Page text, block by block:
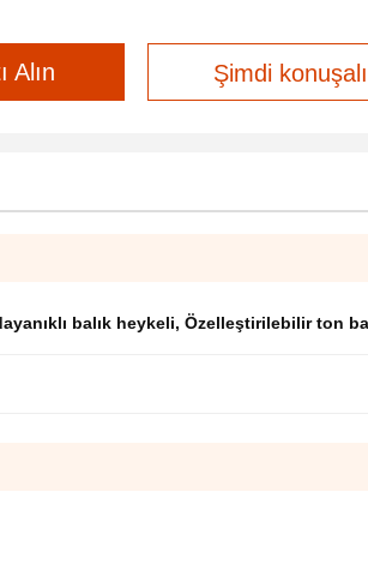
Alın Şimdi
balık heykeli, Özelleştirilebilir ton